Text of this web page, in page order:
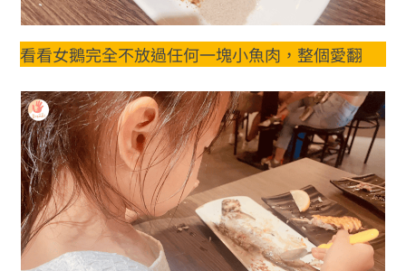
看看女鵝完全不放過任何一塊小魚肉，整個愛翻